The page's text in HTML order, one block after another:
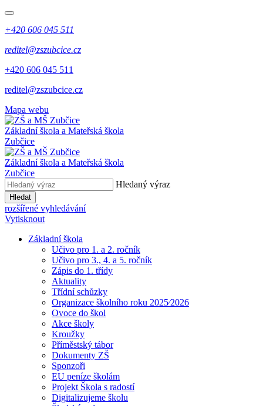
+420 606 045 511
reditel@zszubcice.cz
+420 606 045 511
reditel@zszubcice.cz
Mapa webu
Základní škola a Mateřská škola
Zubčice
Základní škola a Mateřská škola
Zubčice
Hledaný výraz
Hledat
rozšířené vyhledávání
Vytisknout
Základní škola
Učivo pro 1. a 2. ročník
Učivo pro 3., 4. a 5. ročník
Zápis do 1. třídy
Aktuality
Třídní schůzky
Organizace školního roku 2025⁄2026
Ovoce do škol
Akce školy
Kroužky
Příměstský tábor
Dokumenty ZŠ
Sponzoři
EU peníze školám
Projekt Škola s radostí
Digitalizujeme školu